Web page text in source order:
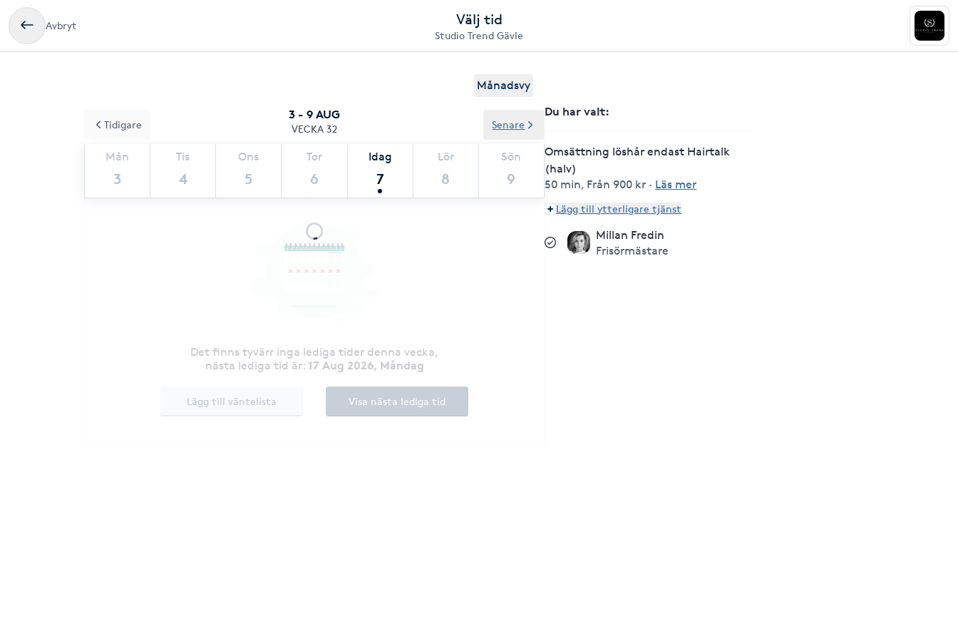
Avbryt Välj tid
Studio Trend Gävle
Månadsvy
3 - 9 AUG
VECKA 32
Mån
3
Tis
4
Ons
5
Tor
6
Idag
7
Lör
8
Sön
9
Tidigare Senare
Det finns tyvärr inga lediga tider denna vecka,
nästa lediga tid är: 17 Aug 2026, Måndag
Lägg till väntelista Visa nästa lediga tid
Du har valt:
Omsättning löshår endast Hairtalk
(halv)
50 min, Från 900 kr · Läs mer
Lägg till ytterligare tjänst
Millan Fredin
Frisörmästare